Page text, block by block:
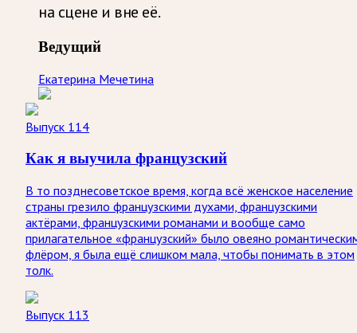
на сцене и вне её.
Ведущий
Екатерина Мечетина
Выпуск 114
Как я выучила французский
В то позднесоветское время, когда всё женское население
страны грезило французскими духами, французскими
актёрами, французскими романами и вообще само
прилагательное «французский» было овеяно
флёром, я была ещё слишком мала, чтобы понимать в этом
толк.
Выпуск 113